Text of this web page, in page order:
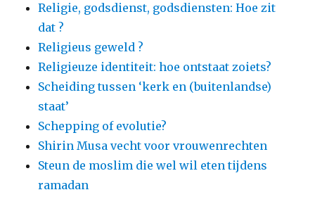
Religie, godsdienst, godsdiensten: Hoe zit
dat ?
Religieus geweld ?
Religieuze identiteit: hoe ontstaat zoiets?
Scheiding tussen ‘kerk en (buitenlandse)
staat’
Schepping of evolutie?
Shirin Musa vecht voor vrouwenrechten
Steun de moslim die wel wil eten tijdens
ramadan